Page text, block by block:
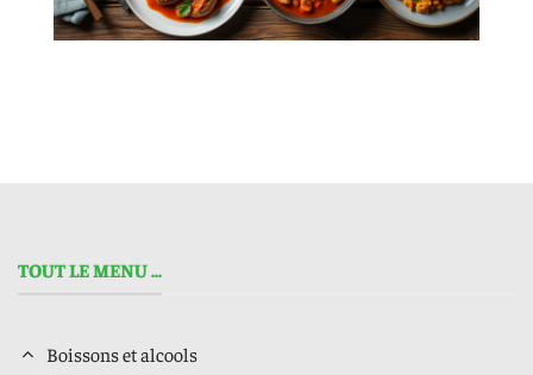
TOUT LE MENU ...
Boissons et alcools